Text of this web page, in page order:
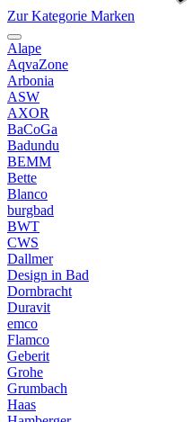
Zur Kategorie Marken
Alape
AqvaZone
Arbonia
ASW
AXOR
BaCoGa
Badundu
BEMM
Bette
Blanco
burgbad
BWT
CWS
Dallmer
Design in Bad
Dornbracht
Duravit
emco
Flamco
Geberit
Grohe
Grumbach
Haas